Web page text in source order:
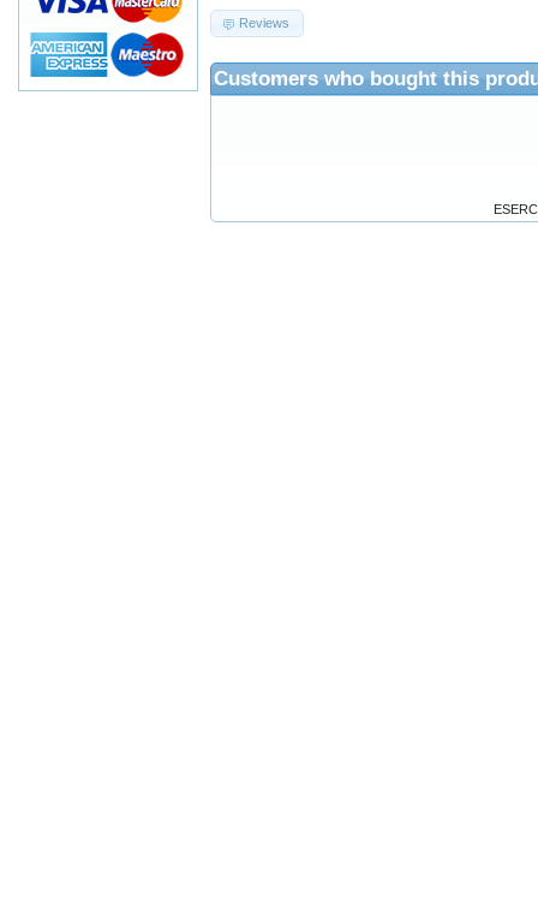
Reviews
Customers who bought this